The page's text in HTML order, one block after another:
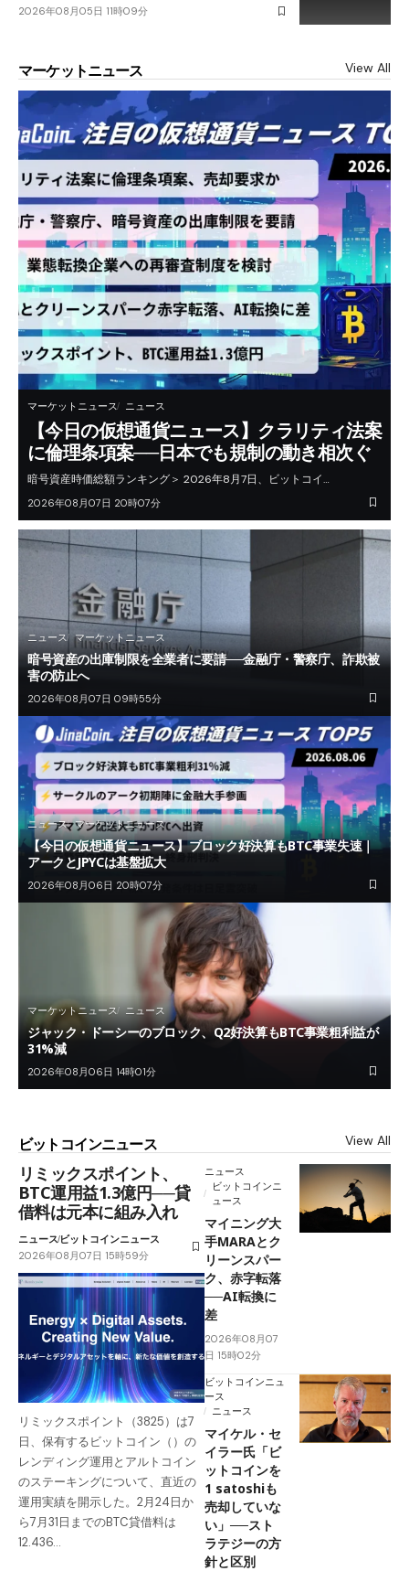
2026年08月05日 11時09分
マーケットニュース View All
マーケットニュース ニュース
【今日の仮想通貨ニュース】クラリティ法案
に倫理条項案──日本でも規制の動き相次ぐ
暗号資産時価総額ランキング＞ 2026年8月7日、ビットコイ…
2026年08月07日 20時07分
ニュース マーケットニュース
暗号資産の出庫制限を全業者に要請──金融庁・警察庁、詐欺被
害の防止へ
2026年08月07日 09時55分
ニュース マーケットニュース
【今日の仮想通貨ニュース】ブロック好決算もBTC事業失速｜
アークとJPYCは基盤拡大
2026年08月06日 20時07分
マーケットニュース ニュース
ジャック・ドーシーのブロック、Q2好決算もBTC事業粗利益が
31%減
2026年08月06日 14時01分
ビットコインニュース View All
リミックスポイント、
BTC運用益1.3億円──貸
借料は元本に組み入れ
ニュースビットコインニュース
2026年08月07日 15時59分
リミックスポイント（3825）は7
日、保有するビットコイン（）の
レンディング運用とアルトコイン
のステーキングについて、直近の
運用実績を開示した。2月24日か
ら7月31日までのBTC貸借料は
12.436…
ニュース
ビットコインニ
ュース
マイニング大
手MARAとク
リーンスパー
ク、赤字転落
──AI転換に
差
2026年08月07
日 15時02分
ビットコインニュ
ース
ニュース
マイケル・セ
イラー氏「ビ
ットコインを
1 satoshiも
売却していな
い」──スト
ラテジーの方
針と区別